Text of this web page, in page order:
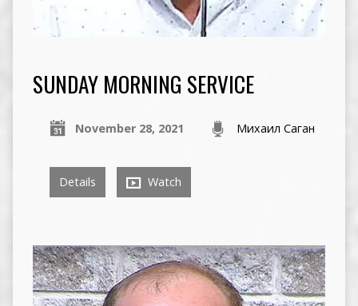
SUNDAY MORNING SERVICE
November 28, 2021 Михаил Саган
Details Watch